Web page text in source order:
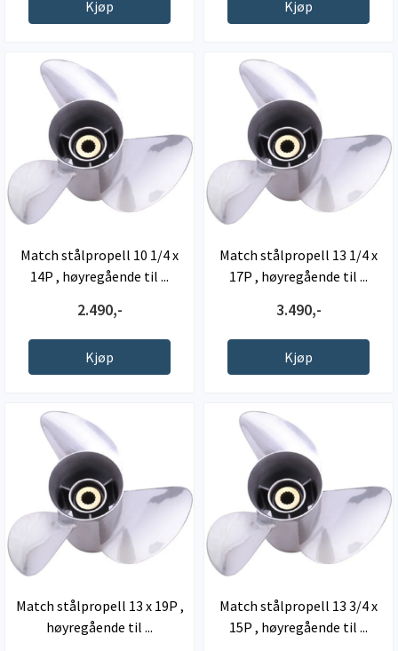
Kjøp Kjøp
Match stålpropell 10 1/4 x
14P , høyregående til ...
2.490,-
Kjøp
Match stålpropell 13 1/4 x
17P , høyregående til ...
3.490,-
Kjøp
Match stålpropell 13 x 19P ,
høyregående til ...
Match stålpropell 13 3/4 x
15P , høyregående til ...